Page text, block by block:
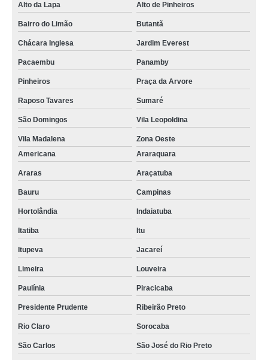
Alto da Lapa
Alto de Pinheiros
Bairro do Limão Butantã
Chácara Inglesa Jardim Everest
Pacaembu Panamby
Pinheiros Praça da Arvore
Raposo Tavares Sumaré
São Domingos Vila Leopoldina
Vila Madalena
Zona Oeste
Americana
Araraquara
Araras Araçatuba
Bauru Campinas
Hortolândia Indaiatuba
Itatiba Itu
Itupeva Jacareí
Limeira Louveira
Paulínia Piracicaba
Presidente Prudente Ribeirão Preto
Rio Claro Sorocaba
São Carlos São José do Rio Preto